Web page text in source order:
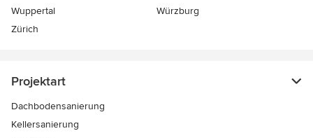
Wuppertal
Würzburg
Zürich
Projektart
Dachbodensanierung
Kellersanierung